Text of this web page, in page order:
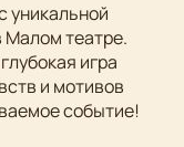
уникальной
Малом театре.
игра
и мотивов
событие!